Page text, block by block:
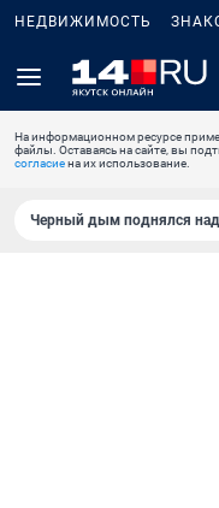
НЕДВИЖИМОСТЬ
На информационном ресурсе
файлы. Оставаясь на сайте, вы
согласиена их использование.
Черный дым поднялся